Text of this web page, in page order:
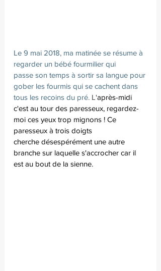
Le 9 mai 2018, ma matinée se résume à
regarder un bébé fourmilier qui
passe son temps à sortir sa langue pour
gober les fourmis qui se cachent dans
tous les recoins du pré. L'après-midi
c'est au tour des paresseux, regardez-
moi ces yeux trop mignons ! Ce
paresseux à trois doigts
cherche désespérément une autre
branche sur laquelle s'accrocher car il
est au bout de la sienne.